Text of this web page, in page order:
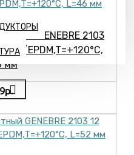
GENEBRE 2103
EPDM,T=+120°С,
мм